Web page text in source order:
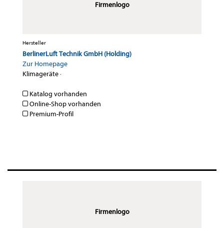
Firmenlogo
Hersteller
BerlinerLuft Technik GmbH (Holding)
Zur Homepage
Klimageräte·
Katalog vorhanden
Online-Shop vorhanden
Premium-Profil
Firmenlogo